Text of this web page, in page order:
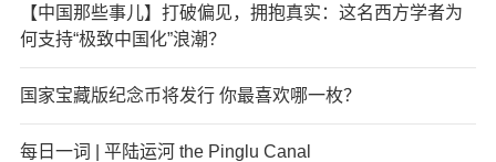
【中国那些事儿】打破偏见，拥抱真实：这名西方学者为
何支持“极致中国化”浪潮？
国家宝藏版纪念币将发行 你最喜欢哪一枚？
每日一词 | 平陆运河 the Pinglu Canal